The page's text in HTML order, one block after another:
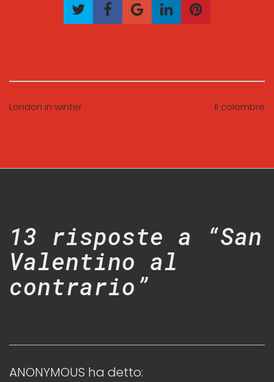
London in winter Il colombre
13 risposte a “San
Valentino al
contrario”
ANONYMOUS ha detto: